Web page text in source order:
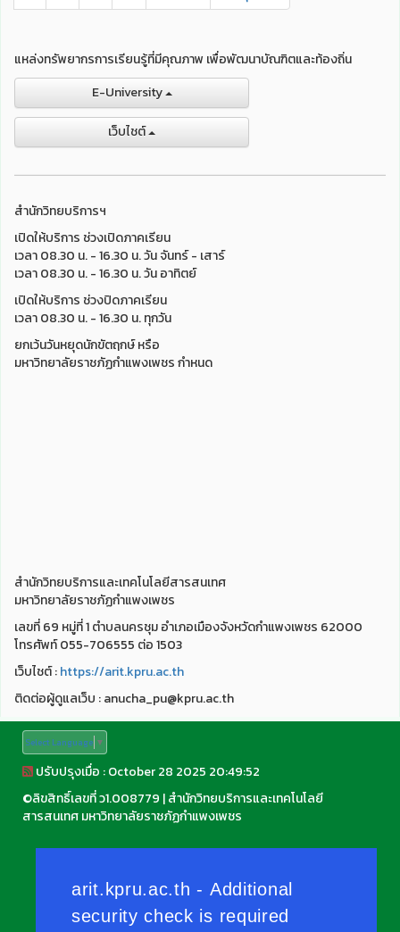
แหล่งทรัพยากรการเรียนรู้ที่มีคุณภาพ เพื่อพัฒนาบัณฑิตและท้องถิ่น
E-University
เว็บไชต์
สำนักวิทยบริการฯ
เปิดให้บริการ ช่วงเปิดภาคเรียน
เวลา 08.30 น. - 16.30 น. วัน จันทร์ - เสาร์
เวลา 08.30 น. - 16.30 น. วัน อาทิตย์
เปิดให้บริการ ช่วงปิดภาคเรียน
เวลา 08.30 น. - 16.30 น. ทุกวัน
ยกเว้นวันหยุดนักขัตฤกษ์ หรือ
มหาวิทยาลัยราชภัฏกำแพงเพชร กำหนด
สำนักวิทยบริการและเทคโนโลยีสารสนเทศ
มหาวิทยาลัยราชภัฏกำแพงเพชร
เลขที่ 69 หมู่ที่ 1 ตำบลนครชุม อำเภอเมืองจังหวัดกำแพงเพชร 62000
โทรศัพท์ 055-706555 ต่อ 1503
เว็บไชต์ :https://arit.kpru.ac.th
ติดต่อผู้ดูแลเว็บ : anucha_pu@kpru.ac.th
Select Language ▼
ปรับปรุงเมื่อ : October 28 2025 20:49:52
©ลิขสิทธิ์เลขที่ ว1.008779 |สำนักวิทยบริการและเทคโนโลยี
สารสนเทศ มหาวิทยาลัยราชภัฏกำแพงเพชร